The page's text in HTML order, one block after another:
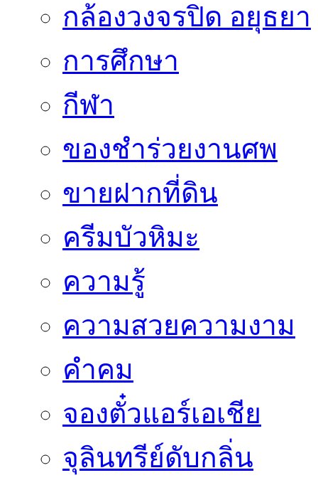
กล้องวงจรปิด อยุธยา
การศึกษา
กีฬา
ของชำร่วยงานศพ
ขายฝากที่ดิน
ครีมบัวหิมะ
ความรู้
ความสวยความงาม
คำคม
จองตั๋วแอร์เอเชีย
จุลินทรีย์ดับกลิ่น